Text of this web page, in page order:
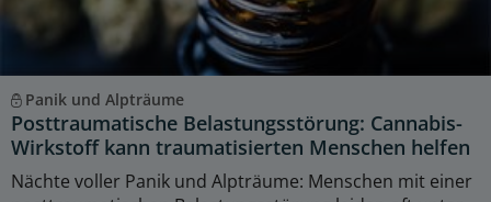
Panik und Alpträume
Posttraumatische Belastungsstörung: Cannabis-
Wirkstoff kann traumatisierten Menschen helfen
Nächte voller Panik und Alpträume: Menschen mit einer